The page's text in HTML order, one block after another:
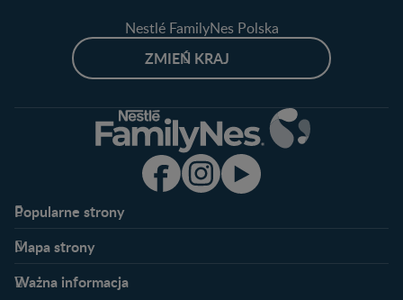
Nestlé FamilyNes Polska
ZMIEŃ KRAJ
Popularne strony​
Kontakt
FAQ
Mapa strony​
Plamienie implantacyjne –
Ważna informacja